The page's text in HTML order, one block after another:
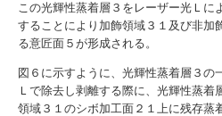
この光輝性蒸着層３をレーザー光Ｌに
することにより加飾領域３１及び非加
る意匠面５が形成される。
図６に示すように、光輝性蒸着層３の
Ｌで除去し剥離する際に、光輝性蒸着
領域３１のシボ加工面２１上に残存蒸